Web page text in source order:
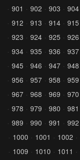
901
902 903 904
912
913 914 915
923
924 925 926
934
935 936 937
945
946 947 948
956
957 958 959
967
968 969 970
978
979 980 981
989
990 991 992
1000
1001 1002
1009
1010 1011